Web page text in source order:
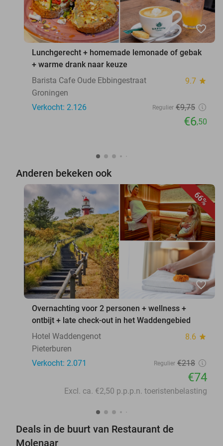
favorite_border
Lunchgerecht + homemade lemonade of gebak
+ warme drank naar keuze
Barista Cafe Oude Ebbingestraat
9.7 star
Groningen
Verkocht: 2.126
Regulier €9,75
€6,50
Anderen bekeken ook
66%
favorite_border
Overnachting voor 2 personen + wellness +
ontbijt + late check-out in het Waddengebied
Hotel Waddengenot
8.6 star
Pieterburen
Verkocht: 2.071
Regulier €218
€74
Excl. ca. €2,50 p.p.p.n. toeristenbelasting
Deals in de buurt van Restaurant de
Molenaar